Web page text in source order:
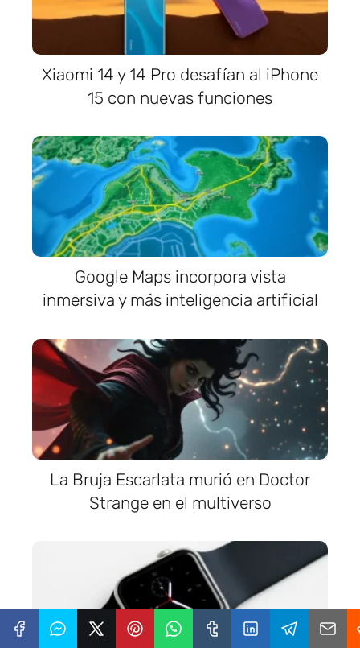
Xiaomi 14 y 14 Pro desafían al iPhone
15 con nuevas funciones
Google Maps incorpora vista
inmersiva y más inteligencia artificial
La Bruja Escarlata murió en Doctor
Strange en el multiverso